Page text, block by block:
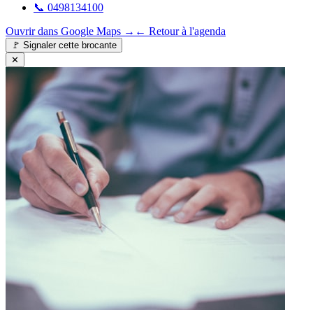
📞 0498134100
Ouvrir dans Google Maps → ← Retour à l'agenda
🚩 Signaler cette brocante
✕